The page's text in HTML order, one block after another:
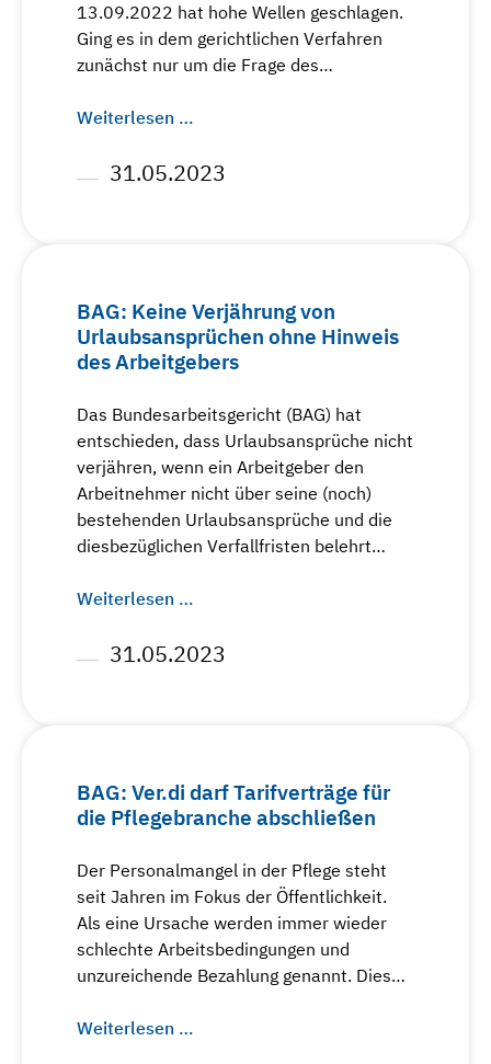
13.09.2022 hat hohe Wellen geschlagen.
Ging es in dem gerichtlichen Verfahren
zunächst nur um die Frage des…
Weiterlesen …
31.05.2023
BAG: Keine Verjährung von
Urlaubsansprüchen ohne Hinweis
des Arbeitgebers
Das Bundesarbeitsgericht (BAG) hat
entschieden, dass Urlaubsansprüche nicht
verjähren, wenn ein Arbeitgeber den
Arbeitnehmer nicht über seine (noch)
bestehenden Urlaubsansprüche und die
diesbezüglichen Verfallfristen belehrt…
Weiterlesen …
31.05.2023
BAG: Ver.di darf Tarifverträge für
die Pflegebranche abschließen
Der Personalmangel in der Pflege steht
seit Jahren im Fokus der Öffentlichkeit.
Als eine Ursache werden immer wieder
schlechte Arbeitsbedingungen und
unzureichende Bezahlung genannt. Dies…
Weiterlesen …